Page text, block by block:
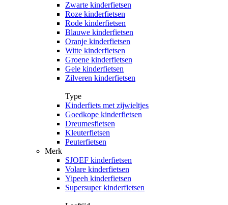
Zwarte kinderfietsen
Roze kinderfietsen
Rode kinderfietsen
Blauwe kinderfietsen
Oranje kinderfietsen
Witte kinderfietsen
Groene kinderfietsen
Gele kinderfietsen
Zilveren kinderfietsen
Type
Kinderfiets met zijwieltjes
Goedkope kinderfietsen
Dreumesfietsen
Kleuterfietsen
Peuterfietsen
Merk
SJOEF kinderfietsen
Volare kinderfietsen
Yipeeh kinderfietsen
Supersuper kinderfietsen